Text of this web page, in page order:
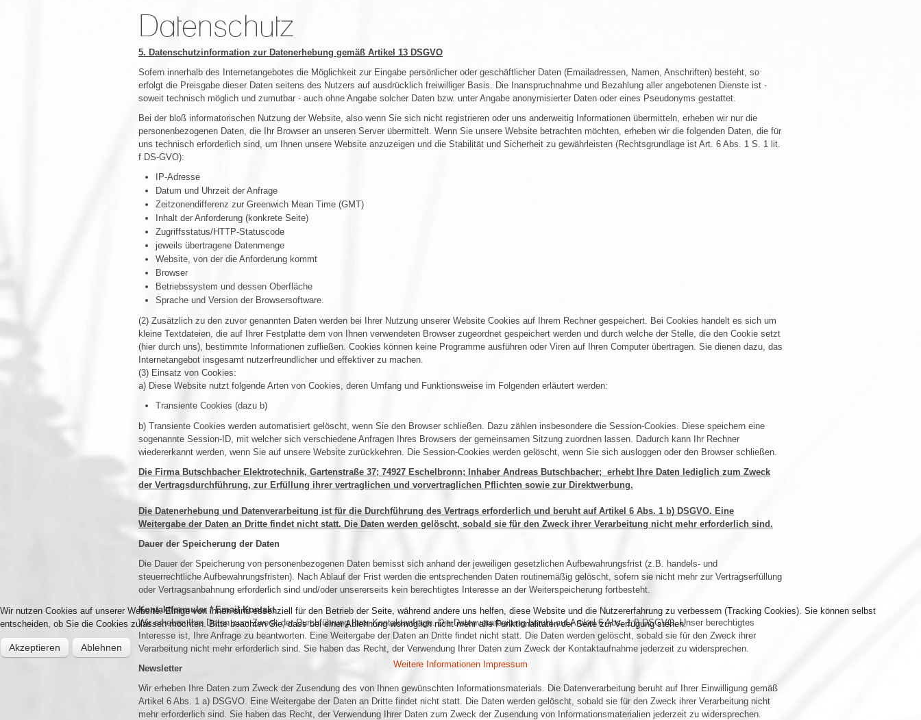
Datenschutz
5. Datenschutzinformation zur Datenerhebung gemäß Artikel 13 DSGVO
Sofern innerhalb des Internetangebotes die Möglichkeit zur Eingabe persönlicher oder geschäftlicher Daten (Emailadressen, Namen, Anschriften) besteht, so
erfolgt die Preisgabe dieser Daten seitens des Nutzers auf ausdrücklich freiwilliger Basis. Die Inanspruchnahme und Bezahlung aller angebotenen Dienste ist -
soweit technisch möglich und zumutbar - auch ohne Angabe solcher Daten bzw. unter Angabe anonymisierter Daten oder eines Pseudonyms gestattet.
Bei der bloß informatorischen Nutzung der Website, also wenn Sie sich nicht registrieren oder uns anderweitig Informationen übermitteln, erheben wir nur die
personenbezogenen Daten, die Ihr Browser an unseren Server übermittelt. Wenn Sie unsere Website betrachten möchten, erheben wir die folgenden Daten, die für
uns technisch erforderlich sind, um Ihnen unsere Website anzuzeigen und die Stabilität und Sicherheit zu gewährleisten (Rechtsgrundlage ist Art. 6 Abs. 1 S. 1 lit.
f DS-GVO):
IP-Adresse
Datum und Uhrzeit der Anfrage
Zeitzonendifferenz zur Greenwich Mean Time (GMT)
Inhalt der Anforderung (konkrete Seite)
Zugriffsstatus/HTTP-Statuscode
jeweils übertragene Datenmenge
Website, von der die Anforderung kommt
Browser
Betriebssystem und dessen Oberfläche
Sprache und Version der Browsersoftware.
(2) Zusätzlich zu den zuvor genannten Daten werden bei Ihrer Nutzung unserer Website Cookies auf Ihrem Rechner gespeichert. Bei Cookies handelt es sich um
kleine Textdateien, die auf Ihrer Festplatte dem von Ihnen verwendeten Browser zugeordnet gespeichert werden und durch welche der Stelle, die den Cookie setzt
(hier durch uns), bestimmte Informationen zufließen. Cookies können keine Programme ausführen oder Viren auf Ihren Computer übertragen. Sie dienen dazu, das
Internetangebot insgesamt nutzerfreundlicher und effektiver zu machen.
(3) Einsatz von Cookies:
a) Diese Website nutzt folgende Arten von Cookies, deren Umfang und Funktionsweise im Folgenden erläutert werden:
Transiente Cookies (dazu b)
b) Transiente Cookies werden automatisiert gelöscht, wenn Sie den Browser schließen. Dazu zählen insbesondere die Session-Cookies. Diese speichern eine
sogenannte Session-ID, mit welcher sich verschiedene Anfragen Ihres Browsers der gemeinsamen Sitzung zuordnen lassen. Dadurch kann Ihr Rechner
wiedererkannt werden, wenn Sie auf unsere Website zurückkehren. Die Session-Cookies werden gelöscht, wenn Sie sich ausloggen oder den Browser schließen.
Die Firma Butschbacher Elektrotechnik, Gartenstraße 37; 74927 Eschelbronn; Inhaber Andreas Butschbacher; erhebt Ihre Daten lediglich zum Zweck
der Vertragsdurchführung, zur Erfüllung ihrer vertraglichen und vorvertraglichen Pflichten sowie zur Direktwerbung.
Die Datenerhebung und Datenverarbeitung ist für die Durchführung des Vertrags erforderlich und beruht auf Artikel 6 Abs. 1 b) DSGVO. Eine
Weitergabe der Daten an Dritte findet nicht statt. Die Daten werden gelöscht, sobald sie für den Zweck ihrer Verarbeitung nicht mehr erforderlich sind.
Dauer der Speicherung der Daten
Die Dauer der Speicherung von personenbezogenen Daten bemisst sich anhand der jeweiligen gesetzlichen Aufbewahrungsfrist (z.B. handels- und
steuerrechtliche Aufbewahrungsfristen). Nach Ablauf der Frist werden die entsprechenden Daten routinemäßig gelöscht, sofern sie nicht mehr zur Vertragserfüllung
oder Vertragsanbahnung erforderlich sind und/oder unsererseits kein berechtigtes Interesse an der Weiterspeicherung fortbesteht.
Kontaktformular / Email Kontakt
Wir erheben Ihre Daten zum Zweck der Durchführung Ihrer Kontaktanfrage. Die Datenverarbeitung beruht auf Artikel 6 Abs. 1 f) DSGVO. Unser berechtigtes
Interesse ist, Ihre Anfrage zu beantworten. Eine Weitergabe der Daten an Dritte findet nicht statt. Die Daten werden gelöscht, sobald sie für den Zweck ihrer
Verarbeitung nicht mehr erforderlich sind. Sie haben das Recht, der Verwendung Ihrer Daten zum Zweck der Kontaktaufnahme jederzeit zu widersprechen.
Newsletter
Wir erheben Ihre Daten zum Zweck der Zusendung des von Ihnen gewünschten Informationsmaterials. Die Datenverarbeitung beruht auf Ihrer Einwilligung gemäß
Artikel 6 Abs. 1 a) DSGVO. Eine Weitergabe der Daten an Dritte findet nicht statt. Die Daten werden gelöscht, sobald sie für den Zweck ihrer Verarbeitung nicht
mehr erforderlich sind. Sie haben das Recht, der Verwendung Ihrer Daten zum Zweck der Zusendung von Informationsmaterialien jederzeit zu widersprechen.
Wir nutzen Cookies auf unserer Website. Einige von ihnen sind essenziell für den Betrieb der Seite, während andere uns helfen, diese Website und die Nutzererfahrung zu verbessern (Tracking Cookies). Sie können selbst
entscheiden, ob Sie die Cookies zulassen möchten. Bitte beachten Sie, dass bei einer Ablehnung womöglich nicht mehr alle Funktionalitäten der Seite zur Verfügung stehen.
Akzeptieren Ablehnen
Weitere Informationen Impressum